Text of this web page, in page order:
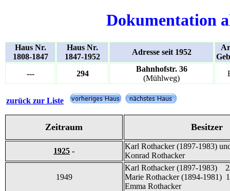
Dokumentation
Haus Nr.
1808-1847
Haus Nr.
1847-1952
Adresse seit 1952
---
294
Bahnhofstr. 36
(Mühlweg)
zurück zur Liste
Zeitraum Besitzer
1925 -
Karl Rothacker (1897-1983)
Konrad Rothacker
1949
Karl Rothacker (1897-1983)
Marie Rothacker (1894-1981)
Emma Rothacker